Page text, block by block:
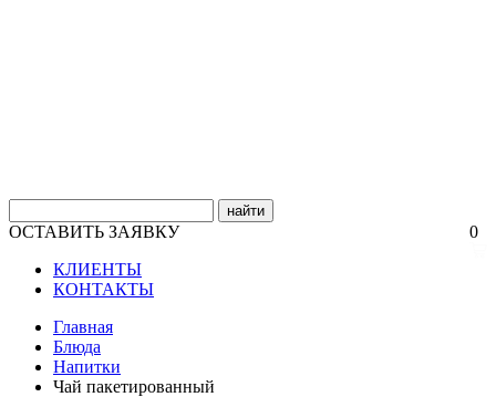
найти
0
ОСТАВИТЬ ЗАЯВКУ
КЛИЕНТЫ
КОНТАКТЫ
Главная
Блюда
Напитки
Чай пакетированный